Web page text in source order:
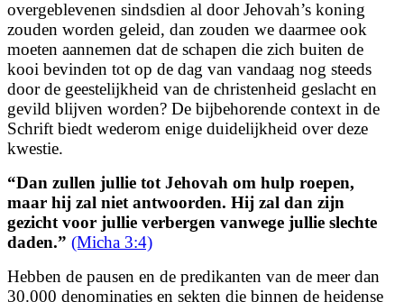
overgeblevenen sindsdien al door Jehovah’s koning
zouden worden geleid, dan zouden we daarmee ook
moeten aannemen dat de schapen die zich buiten de
kooi bevinden tot op de dag van vandaag nog steeds
door de geestelijkheid van de christenheid geslacht en
gevild blijven worden? De bijbehorende context in de
Schrift biedt wederom enige duidelijkheid over deze
kwestie.
“Dan zullen jullie tot Jehovah om hulp roepen,
maar hij zal niet antwoorden. Hij zal dan zijn
gezicht voor jullie verbergen vanwege jullie slechte
daden.” (Micha 3:4)
Hebben de pausen en de predikanten van de meer dan
30.000 denominaties en sekten die binnen de heidense